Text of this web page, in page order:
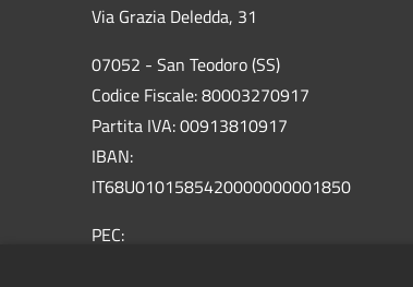
Via Grazia Deledda, 31
07052 - San Teodoro (SS)
Codice Fiscale: 80003270917
Partita IVA: 00913810917
IBAN:
IT68U0101585420000000001850
PEC: